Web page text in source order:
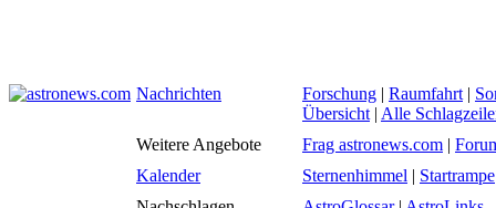
Nachrichten Forschung | Raumfahrt |
Übersicht | Alle
Weitere Angebote
Frag astronews.com |
Kalender
Sternenhimmel | Startrampe